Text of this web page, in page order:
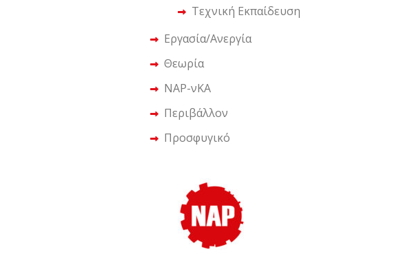
Τεχνική Εκπαίδευση
Εργασία/Ανεργία
Θεωρία
ΝΑΡ-νΚΑ
Περιβάλλον
Προσφυγικό